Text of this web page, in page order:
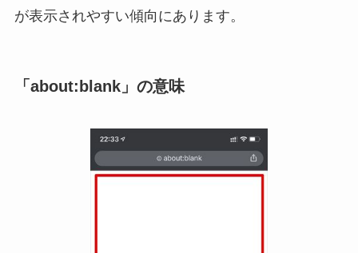
が表示されやすい傾向にあります。
「about:blank」の意味